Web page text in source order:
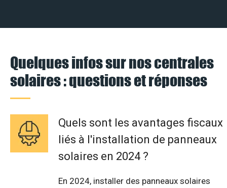
Quelques infos sur nos centrales
solaires : questions et réponses
Quels sont les avantages fiscaux
liés à l'installation de panneaux
solaires en 2024 ?
En 2024, installer des panneaux solaires